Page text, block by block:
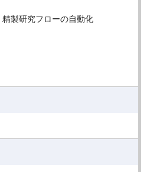
精製研究フローの自動化